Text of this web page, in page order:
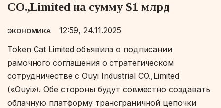
CO.,Limited на сумму $1 млрд
ЭКОНОМИКА
12:59, 24.11.2025
Token Cat Limited объявила о подписании
рамочного соглашения о стратегическом
сотрудничестве с Ouyi Industrial CO.,Limited
(«Ouyi»). Обе стороны будут совместно создавать
облачную платформу трансграничной цепочки